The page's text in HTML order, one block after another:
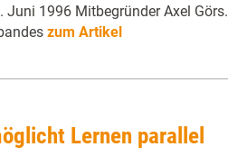
1996 Mitbegründer Axel Görs.
zum Artikel
Lernen parallel